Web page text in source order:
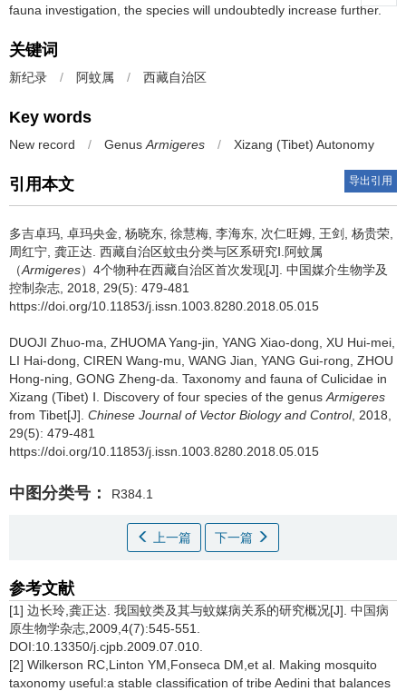
fauna investigation, the species will undoubtedly increase further.
关键词
新纪录 / 阿蚊属 / 西藏自治区
Key words
New record / Genus Armigeres / Xizang (Tibet) Autonomy
引用本文 导出引用
多吉卓玛, 卓玛央金, 杨晓东, 徐慧梅, 李海东, 次仁旺姆, 王剑, 杨贵荣,
周红宁, 龚正达. 西藏自治区蚊虫分类与区系研究Ⅰ.阿蚊属
（Armigeres）4个物种在西藏自治区首次发现[J]. 中国媒介生物学及
控制杂志, 2018, 29(5): 479-481
https://doi.org/10.11853/j.issn.1003.8280.2018.05.015
DUOJI Zhuo-ma, ZHUOMA Yang-jin, YANG Xiao-dong, XU Hui-mei,
LI Hai-dong, CIREN Wang-mu, WANG Jian, YANG Gui-rong, ZHOU
Hong-ning, GONG Zheng-da. Taxonomy and fauna of Culicidae in
Xizang (Tibet) Ⅰ. Discovery of four species of the genus Armigeres
from Tibet[J]. Chinese Journal of Vector Biology and Control, 2018,
29(5): 479-481
https://doi.org/10.11853/j.issn.1003.8280.2018.05.015
中图分类号： R384.1
上一篇 下一篇
参考文献
[1] 边长玲,龚正达. 我国蚊类及其与蚊媒病关系的研究概况[J]. 中国病
原生物学杂志,2009,4(7):545-551.
DOI:10.13350/j.cjpb.2009.07.010.
[2] Wilkerson RC,Linton YM,Fonseca DM,et al. Making mosquito
taxonomy useful:a stable classification of tribe Aedini that balances